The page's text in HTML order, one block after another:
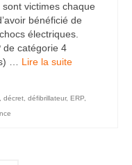
victimes chaque
bénéficié de
électriques.
de catégorie 4
… Lire la suite­­
décret défibrillateur, ERP